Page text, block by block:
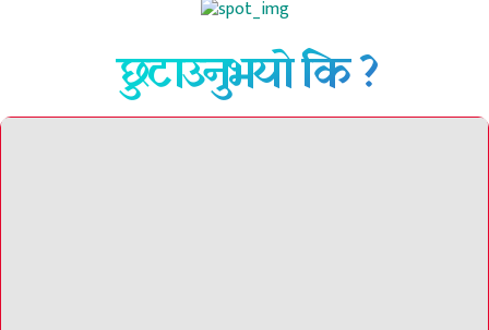
छुटाउनुभयो कि ?